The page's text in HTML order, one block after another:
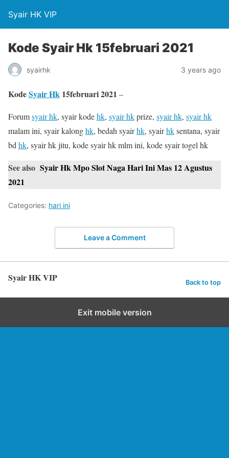
Syair HK VIP
Kode Syair Hk 15februari 2021
syairhk 3 years ago
KodeSyair Hk 15februari 2021 –
Forumsyair hk, syair kodehk, syair hkprize, syair hk, syair hk
malam ini, syair kalonghk, bedah syairhk, syairhksentana, syair
bd hk, syair hk jitu, kode syair hk mlm ini, kode syair togel hk
See also Syair Hk Mpo Slot Naga Hari Ini Mas 12 Agustus
2021
Categories: hari ini
Leave a Comment
Syair HK VIP Back to top
Exit mobile version